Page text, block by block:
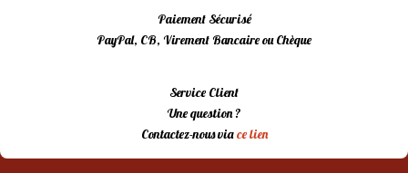
Paiement Sécurisé
PayPal, CB, Virement Bancaire ou Chèque
Service Client
Une question ?
Contactez-nous viace lien